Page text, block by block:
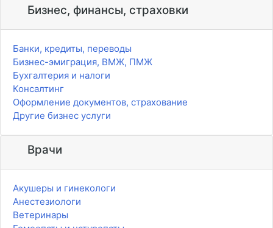
Бизнес, финансы, страховки
Банки, кредиты, переводы
Бизнес-эмиграция, ВМЖ, ПМЖ
Бухгалтерия и налоги
Консалтинг
Оформление документов, страхование
Другие бизнес услуги
Врачи
Акушеры и гинекологи
Анестезиологи
Ветеринары